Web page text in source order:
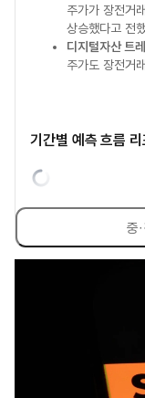
주가가 장전
상승했다고 전
디지털자산 트
주가도 장전거
기간별 예측 흐름 리
중